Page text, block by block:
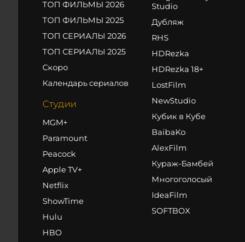
ТОП ФИЛЬМЫ 2026
ТОП ФИЛЬМЫ 2025
ТОП СЕРИАЛЫ 2026
ТОП СЕРИАЛЫ 2025
Скоро
Календарь сериалов
Студии
MGM+
Paramount
Peacock
Apple TV+
Netflix
ShowTime
Hulu
HBO
Studio
Дубляж
RHS
HDRezka
HDRezka 18+
LostFilm
NewStudio
Кубик в Кубе
BaibaKo
AlexFilm
Кураж-Бамбей
Многоголосый
IdeaFilm
SOFTBOX